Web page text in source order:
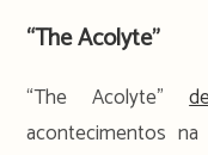
“The Acolyte”
“The Acolyte”
acontecimentos